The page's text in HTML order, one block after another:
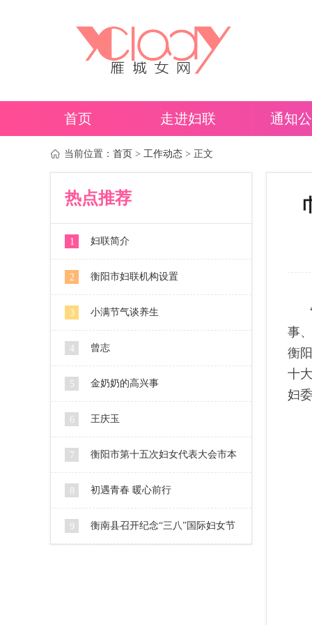
首页 走进妇联 通知
当前位置： 首页 > 工作动态 > 正文
热点推荐
1 妇联简介
2 衡阳市妇联机构设置
3 小满节气谈养生
4 曾志
5 金奶奶的高兴事
6 王庆玉
7 衡阳市第十五次妇女代表大会市本
级代表人选公示
8 初遇青春 暖心前行
9 衡南县召开纪念“三八”国际妇女节
事
衡
十
妇